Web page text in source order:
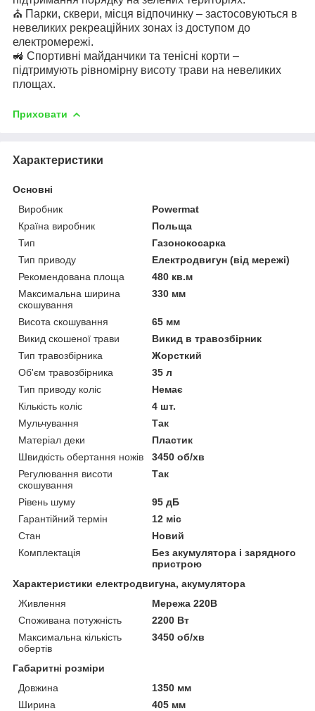
⛪ Парки, сквери, місця відпочинку – застосовуються в
невеликих рекреаційних зонах із доступом до
електромережі.
🚜 Спортивні майданчики та тенісні корти –
підтримують рівномірну висоту трави на невеликих
площах.
Приховати
Характеристики
Основні
Виробник
Powermat
Країна виробник
Польща
Тип
Газонокосарка
Тип приводу
Електродвигун (від мережі)
Рекомендована площа
480 кв.м
Максимальна ширина
скошування
330 мм
Висота скошування
65 мм
Викид скошеної трави
Викид в травозбірник
Тип травозбірника
Жорсткий
Об'єм травозбірника
35 л
Тип приводу коліс
Немає
Кількість коліс
4 шт.
Мульчування
Так
Матеріал деки
Пластик
Швидкість обертання ножів
3450 об/хв
Регулювання висоти
скошування
Так
Рівень шуму
95 дБ
Гарантійний термін
12 міс
Стан
Новий
Комплектація
Без акумулятора і зарядного
пристрою
Характеристики електродвигуна, акумулятора
Живлення
Мережа 220В
Споживана потужність
2200 Вт
Максимальна кількість
обертів
3450 об/хв
Габаритні розміри
Довжина
1350 мм
Ширина
405 мм